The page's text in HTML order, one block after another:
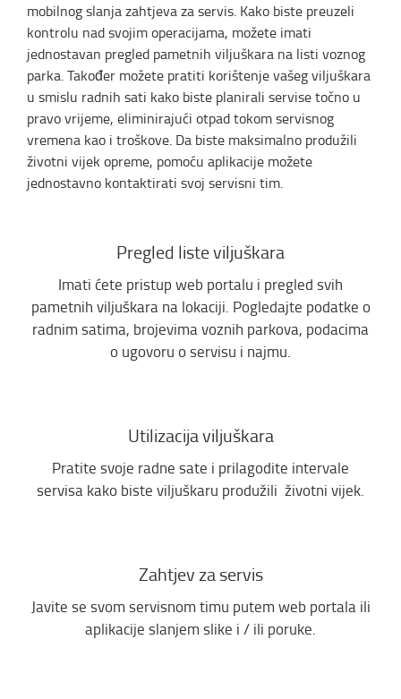
mobilnog slanja zahtjeva za servis. Kako biste preuzeli
kontrolu nad svojim operacijama, možete imati
jednostavan pregled pametnih viljuškara na listi voznog
parka. Također možete pratiti korištenje vašeg viljuškara
u smislu radnih sati kako biste planirali servise točno u
pravo vrijeme, eliminirajući otpad tokom servisnog
vremena kao i troškove. Da biste maksimalno produžili
životni vijek opreme, pomoću aplikacije možete
jednostavno kontaktirati svoj servisni tim.
Pregled liste viljuškara
Imati ćete pristup web portalu i pregled svih
pametnih viljuškara na lokaciji. Pogledajte podatke o
radnim satima, brojevima voznih parkova, podacima
o ugovoru o servisu i najmu.
Utilizacija viljuškara
Pratite svoje radne sate i prilagodite intervale
servisa kako biste viljuškaru produžili životni vijek.
Zahtjev za servis
Javite se svom servisnom timu putem web portala ili
aplikacije slanjem slike i / ili poruke.